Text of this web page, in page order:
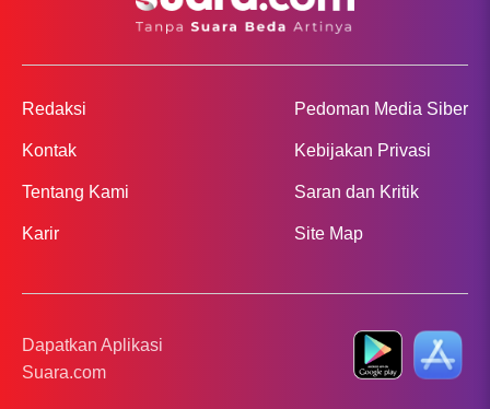
Redaksi
Kontak
Tentang Kami
Karir
Pedoman Media Siber
Kebijakan Privasi
Saran dan Kritik
Site Map
Dapatkan Aplikasi
Suara.com